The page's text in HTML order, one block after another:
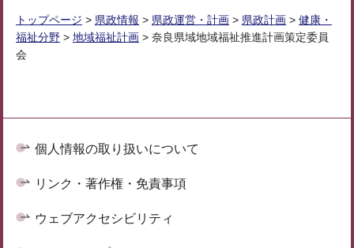
トップページ > 県政情報 > 県政運営・計画 > 県政計画 > 健康・
福祉分野 > 地域福祉計画 > 奈良県域地域福祉推進計画策定委員
会
個人情報の取り扱いについて
リンク・著作権・免責事項
ウェブアクセシビリティ